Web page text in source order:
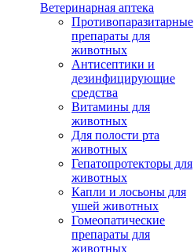
Ветеринарная аптека
Противопаразитарные
препараты для
животных
Антисептики и
дезинфицирующие
средства
Витамины для
животных
Для полости рта
животных
Гепатопротекторы для
животных
Капли и лосьоны для
ушей животных
Гомеопатические
препараты для
животных